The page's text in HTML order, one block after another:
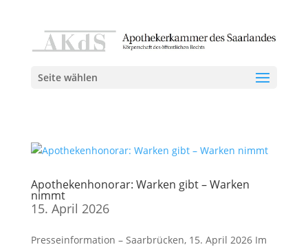
Seite wählen
Apothekenhonorar: Warken gibt – Warken
nimmt
15. April 2026
Presseinformation – Saarbrücken, 15. April 2026 Im